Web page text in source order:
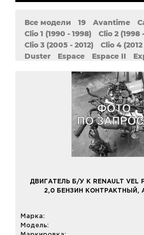
Все модели 19 Avantime
Clio 1 (1990 - 1998)
Clio 2 (1998
Clio 3 (2005 - 2012)
Clio 4
Duster
Espace Espace II
Grand Scenic 3 (2009 - наст.
Kangoo 1 (1997 - 2009)
Kangoo 2 (2007 - наст. Время)
Laguna 1 (1993 - 2002)
Laguna
Laguna 3 (2007 - наст. Время)
Logan 1 (2004 - наст. Время)
Logan 2 (2013 - наст. Время)
Megane 1 (1995 - 2008)
Megane 3 (2008 - наст. Время)
Safrane 1 (1992 - 1997)
Safrane
Scenic 1 (1999 - 2003)
Scenic
Scenic 3 (2009 - наст. Время)
ДВИГАТЕЛЬ Б/У К RENAULT VEL
2,0 БЕНЗИН КОНТРАКТНЫЙ,
Марка:
Модель: